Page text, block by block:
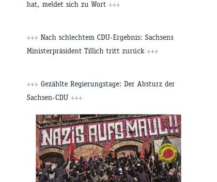
hat, meldet sich zu Wort +++
+++ Nach schlechtem CDU-Ergebnis: Sachsens
Ministerpräsident Tillich tritt zurück +++
+++ Gezählte Regierungstage: Der Absturz der
Sachsen-CDU +++